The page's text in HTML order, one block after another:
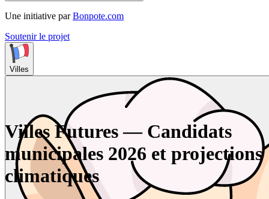
Une initiative par Bonpote.com
Soutenir le projet
Villes
Villes Futures — Candidats
municipales 2026 et projections
climatiques